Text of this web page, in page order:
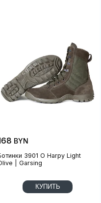
3901 O Harpy Light
| Garsing
BYN
КУПИТЬ